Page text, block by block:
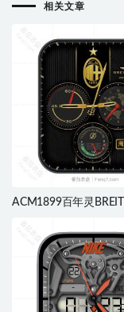
相关文章
ACM1899百年灵